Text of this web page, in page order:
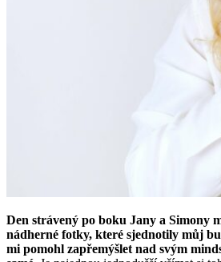
Den strávený po boku Jany a Simony
nádherné fotky, které sjednotily můj
mi pomohl zapřemýšlet nad svým